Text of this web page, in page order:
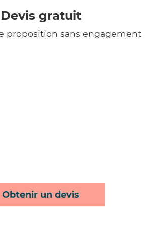
Devis gratuit
proposition sans engagement
Obtenir un devis